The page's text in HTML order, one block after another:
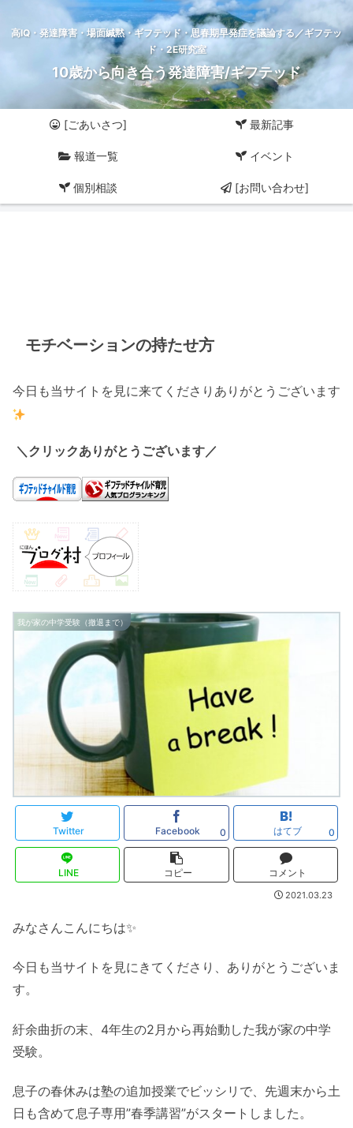
高IQ・発達障害・場面緘黙・ギフテッド・思春期早発症を議論する／ギフテッ
ド・2E研究室
10歳から向き合う発達障害/ギフテッド
[ごあいさつ] 最新記事
報道一覧 イベント
個別相談 [お問い合わせ]
モチベーションの持たせ方
今日も当サイトを見に来てくださりありがとうございます
＼クリックありがとうございます／
我が家の中学受験（撤退まで）
Twitter Facebook 0 はてブ 0
LINE コピー コメント
2021.03.23
みなさんこんにちは✨
今日も当サイトを見にきてくださり、ありがとうございま
す。
紆余曲折の末、4年生の2月から再始動した我が家の中学
受験。
息子の春休みは塾の追加授業でビッシリで、先週末から土
日も含めて息子専用”春季講習”がスタートしました。